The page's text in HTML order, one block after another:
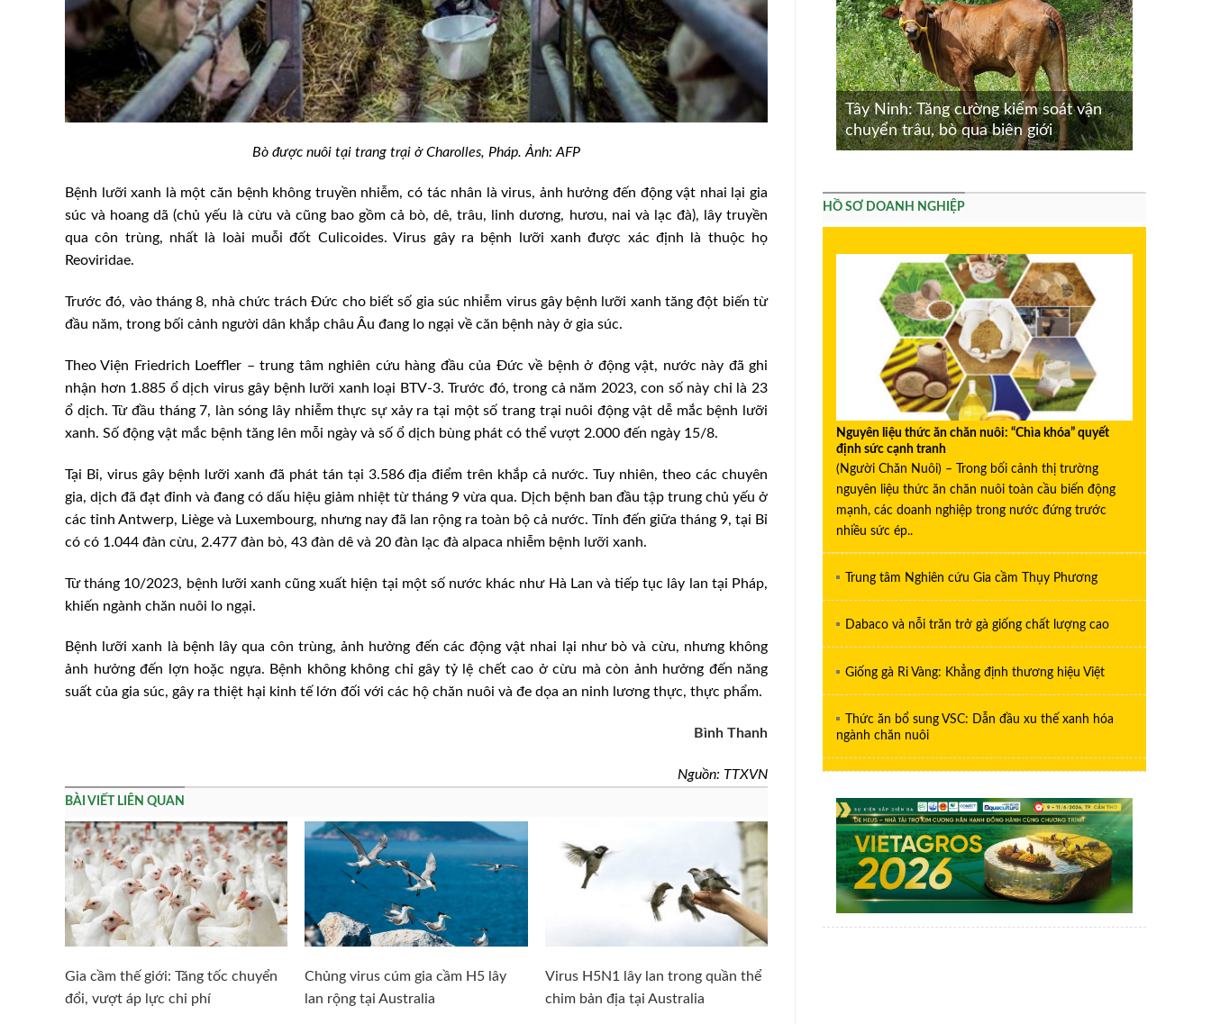
Bò được nuôi tại trang trại ở Charolles, Pháp. Ảnh: AFP
Bệnh lưỡi xanh là một căn bệnh không truyền nhiễm, có tác nhân là virus, ảnh hưởng đến động vật nhai lại gia
súc và hoang dã (chủ yếu là cừu và cũng bao gồm cả bò, dê, trâu, linh dương, hươu, nai và lạc đà), lây truyền
qua côn trùng, nhất là loài muỗi đốt Culicoides. Virus gây ra bệnh lưỡi xanh được xác định là thuộc họ
Reoviridae.
Trước đó, vào tháng 8, nhà chức trách Đức cho biết số gia súc nhiễm virus gây bệnh lưỡi xanh tăng đột biến từ
đầu năm, trong bối cảnh người dân khắp châu Âu đang lo ngại về căn bệnh này ở gia súc.
Theo Viện Friedrich Loeffler – trung tâm nghiên cứu hàng đầu của Đức về bệnh ở động vật, nước này đã ghi
nhận hơn 1.885 ổ dịch virus gây bệnh lưỡi xanh loại BTV-3. Trước đó, trong cả năm 2023, con số này chỉ là 23
ổ dịch. Từ đầu tháng 7, làn sóng lây nhiễm thực sự xảy ra tại một số trang trại nuôi động vật dễ mắc bệnh lưỡi
xanh. Số động vật mắc bệnh tăng lên mỗi ngày và số ổ dịch bùng phát có thể vượt 2.000 đến ngày 15/8.
Tại Bỉ, virus gây bệnh lưỡi xanh đã phát tán tại 3.586 địa điểm trên khắp cả nước. Tuy nhiên, theo các chuyên
gia, dịch đã đạt đỉnh và đang có dấu hiệu giảm nhiệt từ tháng 9 vừa qua. Dịch bệnh ban đầu tập trung chủ yếu ở
các tỉnh Antwerp, Liège và Luxembourg, nhưng nay đã lan rộng ra toàn bộ cả nước. Tính đến giữa tháng 9, tại Bỉ
có có 1.044 đàn cừu, 2.477 đàn bò, 43 đàn dê và 20 đàn lạc đà alpaca nhiễm bệnh lưỡi xanh.
Từ tháng 10/2023, bệnh lưỡi xanh cũng xuất hiện tại một số nước khác như Hà Lan và tiếp tục lây lan tại Pháp,
khiến ngành chăn nuôi lo ngại.
Bệnh lưỡi xanh là bệnh lây qua côn trùng, ảnh hưởng đến các động vật nhai lại như bò và cừu, nhưng không
ảnh hưởng đến lợn hoặc ngựa. Bệnh không không chỉ gây tỷ lệ chết cao ở cừu mà còn ảnh hưởng đến năng
suất của gia súc, gây ra thiệt hại kinh tế lớn đối với các hộ chăn nuôi và đe dọa an ninh lương thực, thực phẩm.
Bình Thanh
Nguồn: TTXVN
BÀI VIẾT LIÊN QUAN
Gia cầm thế giới: Tăng tốc chuyển
đổi, vượt áp lực chi phí
Chủng virus cúm gia cầm H5 lây
lan rộng tại Australia
Virus H5N1 lây lan trong quần thể
chim bản địa tại Australia
Tây Ninh: Tăng cường kiểm soát vận
chuyển trâu, bò qua biên giới
chất xơ và lợi ích
chăn nuôi gia
Nhà máy cám công nghệ cao tại
Danville: “Mạch sống” hệ thống gia
Năm 2023, Đồng Nai có gần 177 triệu
HỒ SƠ DOANH NGHIỆP
Nguyên liệu thức ăn chăn nuôi: “Chìa khóa” quyết
định sức cạnh tranh
(Người Chăn Nuôi) – Trong bối cảnh thị trường
nguyên liệu thức ăn chăn nuôi toàn cầu biến động
mạnh, các doanh nghiệp trong nước đứng trước
nhiều sức ép..
Trung tâm Nghiên cứu Gia cầm Thụy Phương
Dabaco và nỗi trăn trở gà giống chất lượng cao
Giống gà Ri Vàng: Khẳng định thương hiệu Việt
Thức ăn bổ sung VSC: Dẫn đầu xu thế xanh hóa
ngành chăn nuôi